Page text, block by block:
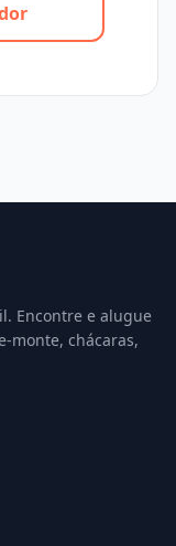
Encontre e alugue
monte, chácaras,